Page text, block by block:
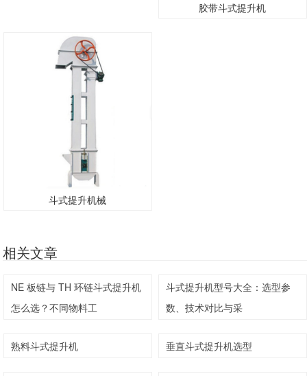
胶带斗式提升机
斗式提升机械
相关文章
NE 板链与 TH 环链斗式提升机
怎么选？不同物料工
斗式提升机型号大全：选型参
数、技术对比与采
熟料斗式提升机 垂直斗式提升机选型